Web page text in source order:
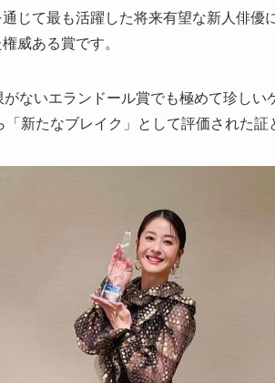
じて最も活躍した将来有望な新人俳優
威ある賞です。
ないエランドール賞でも極めて珍しい
新たなブレイク」として評価された証